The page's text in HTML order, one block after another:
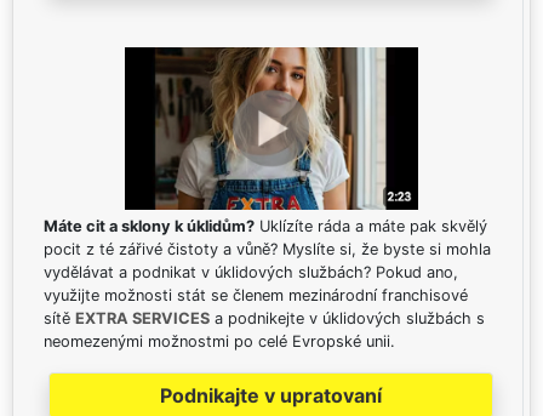
Máte cit a sklony k úklidům? Uklízíte ráda a máte pak skvělý
pocit z té zářivé čistoty a vůně? Myslíte si, že byste si mohla
vydělávat a podnikat v úklidových službách? Pokud ano,
využijte možnosti stát se členem mezinárodní franchisové
sítě EXTRA SERVICES a podnikejte v úklidových službách s
neomezenými možnostmi po celé Evropské unii.
Podnikajte v upratovaní